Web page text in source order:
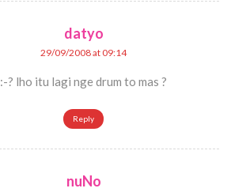
datyo
29/09/2008 at 09:14
:-? lho itu lagi nge drum to mas ?
Reply
nuNo